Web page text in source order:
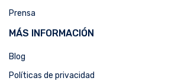
Prensa
MÁS INFORMACIÓN
Blog
Políticas de privacidad